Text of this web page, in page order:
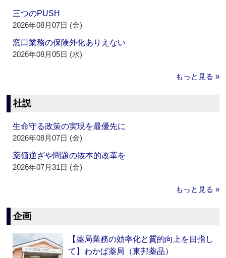
三つのPUSH
2026年08月07日 (金)
窓口業務の保険外化ありえない
2026年08月05日 (水)
もっと見る »
社説
生命守る政策の実現を最優先に
2026年08月07日 (金)
薬価逆ざや問題の抜本的改革を
2026年07月31日 (金)
もっと見る »
企画
【薬局業務の効率化と質的向上を目指し
て】わかば薬局（東邦薬品）